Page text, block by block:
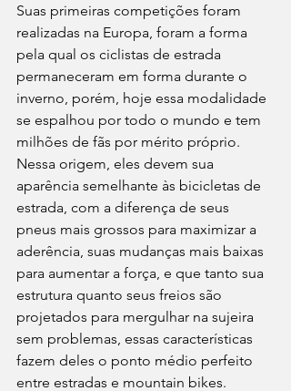
Suas primeiras competições foram
realizadas na Europa, foram a forma
pela qual os ciclistas de estrada
permaneceram em forma durante o
inverno, porém, hoje essa modalidade
se espalhou por todo o mundo e tem
milhões de fãs por mérito próprio.
Nessa origem, eles devem sua
aparência semelhante às bicicletas de
estrada, com a diferença de seus
pneus mais grossos para maximizar a
aderência, suas mudanças mais baixas
para aumentar a força, e que tanto sua
estrutura quanto seus freios são
projetados para mergulhar na sujeira
sem problemas, essas características
fazem deles o ponto médio perfeito
entre estradas e mountain bikes.